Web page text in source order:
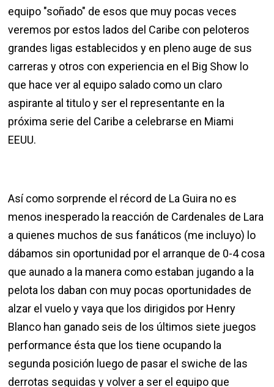
equipo "soñado" de esos que muy pocas veces
veremos por estos lados del Caribe con peloteros
grandes ligas establecidos y en pleno auge de sus
carreras y otros con experiencia en el Big Show lo
que hace ver al equipo salado como un claro
aspirante al titulo y ser el representante en la
próxima serie del Caribe a celebrarse en Miami
EEUU.
Así como sorprende el récord de La Guira no es
menos inesperado la reacción de Cardenales de Lara
a quienes muchos de sus fanáticos (me incluyo) lo
dábamos sin oportunidad por el arranque de 0-4 cosa
que aunado a la manera como estaban jugando a la
pelota los daban con muy pocas oportunidades de
alzar el vuelo y vaya que los dirigidos por Henry
Blanco han ganado seis de los últimos siete juegos
performance ésta que los tiene ocupando la
segunda posición luego de pasar el swiche de las
derrotas seguidas y volver a ser el equipo que